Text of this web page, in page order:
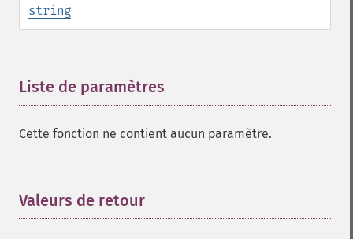
string
Liste de paramètres
Cette fonction ne contient aucun paramètre.
Valeurs de retour